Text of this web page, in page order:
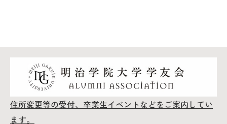
住所変更等の受付、卒業生イベントなどをご案内してい
ます。